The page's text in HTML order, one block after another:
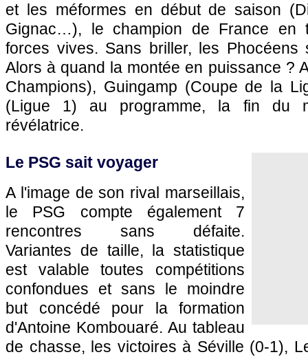
et les méformes en début de saison
Gignac…), le champion de France en
forces vives. Sans briller, les Phocéens
Alors à quand la montée en puissance ?
Champions), Guingamp (Coupe de la
(Ligue 1) au programme, la fin du
révélatrice.
Le PSG sait voyager
A l'image de son rival marseillais,
le PSG compte également 7
rencontres sans défaite.
Variantes de taille, la statistique
est valable toutes compétitions
confondues et sans le moindre
but concédé pour la formation
d'Antoine Kombouaré. Au tableau
de chasse, les victoires à Séville (0-1),